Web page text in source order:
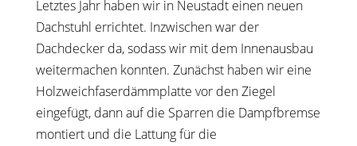
Letztes Jahr haben wir in Neustadt einen neuen
Dachstuhl errichtet. Inzwischen war der
Dachdecker da, sodass wir mit dem Innenausbau
weitermachen konnten. Zunächst haben wir eine
Holzweichfaserdämmplatte vor den Ziegel
eingefügt, dann auf die Sparren die Dampfbremse
montiert und die Lattung für die